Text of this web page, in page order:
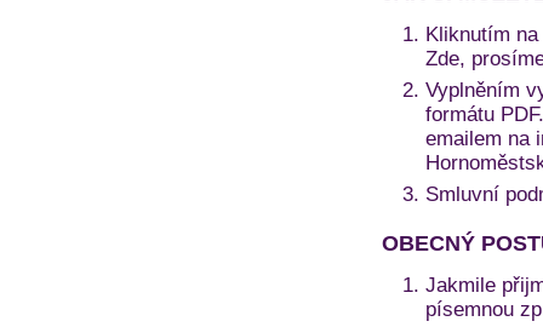
Kliknutím
Zde,
Vyplněním
formátu
emailem na
Smluvní
OBECNÝ
Jakmile
písemnou